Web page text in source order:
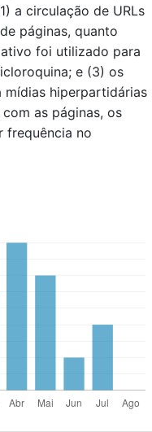
a circulação de URLs
páginas, quanto
foi utilizado para
e (3) os
hiperpartidárias
as páginas, os
frequência no